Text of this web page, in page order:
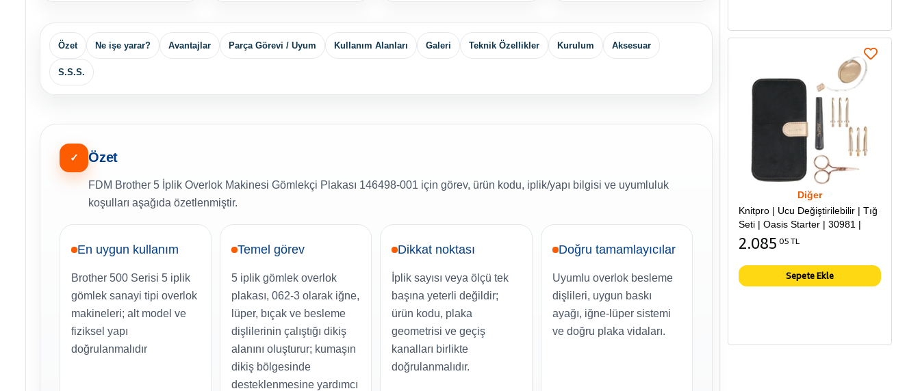
Özet Ne işe yarar? Avantajlar Parça Görevi / Uyum Kullanım Alanları Galeri Teknik Özellikler Kurulum Aksesuar
S.S.S.
✓ Özet
FDM Brother 5 İplik Overlok Makinesi Gömlekçi Plakası 146498-001 için görev, ürün kodu, iplik/yapı bilgisi ve uyumluluk
koşulları aşağıda özetlenmiştir.
En uygun kullanım
Brother 500 Serisi 5 iplik
gömlek sanayi tipi overlok
makineleri; alt model ve
fiziksel yapı
doğrulanmalıdır
Temel görev
5 iplik gömlek overlok
plakası, 062-3 olarak iğne,
lüper, bıçak ve besleme
dişlilerinin çalıştığı dikiş
alanını oluşturur; kumaşın
dikiş bölgesinde
desteklenmesine yardımcı
Dikkat noktası
İplik sayısı veya ölçü tek
başına yeterli değildir;
ürün kodu, plaka
geometrisi ve geçiş
kanalları birlikte
doğrulanmalıdır.
Doğru tamamlayıcılar
Uyumlu overlok besleme
dişlileri, uygun baskı
ayağı, iğne-lüper sistemi
ve doğru plaka vidaları.
Diğer
Knitpro | Ucu Değiştirilebilir | Tığ
Seti | Oasis Starter | 30981 |
2.085 05 TL
Sepete Ekle